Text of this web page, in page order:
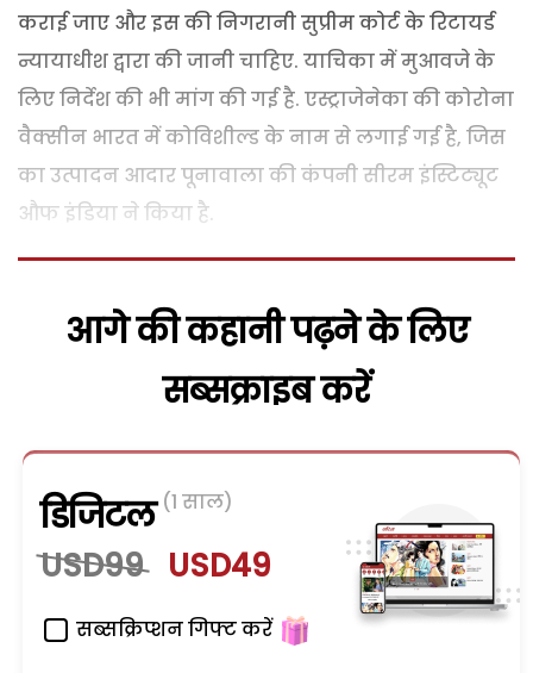
कराई जाए और इस की निगरानी सुप्रीम कोर्ट के रिटायर्ड
न्यायाधीश द्वारा की जानी चाहिए. याचिका में मुआवजे के
लिए निर्देश की भी मांग की गई है. एस्ट्राजेनेका की कोरोना
वैक्सीन भारत में कोविशील्ड के नाम से लगाई गई है, जिस
का उत्पादन आदार पूनावाला की कंपनी सीरम इंस्टिट्यूट
औफ इंडिया ने किया है.
आगे की कहानी पढ़ने के लिए
सब्सक्राइब करें
डिजिटल (1 साल)
USD99 USD49
सब्सक्रिप्शन गिफ्ट करें